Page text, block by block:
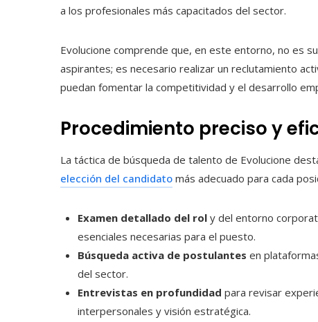
a los profesionales más capacitados del sector.
Evolucione comprende que, en este entorno, no es
aspirantes; es necesario realizar un reclutamiento
puedan fomentar la competitividad y el desarrollo
Procedimiento preciso y
La táctica de búsqueda de talento de Evolucione
elección del candidato más adecuado para cada
Examen detallado del rol y del entorno
esenciales necesarias para el puesto.
Búsqueda activa de postulantes en
del sector.
Entrevistas en profundidad para revisar
interpersonales y visión estratégica.